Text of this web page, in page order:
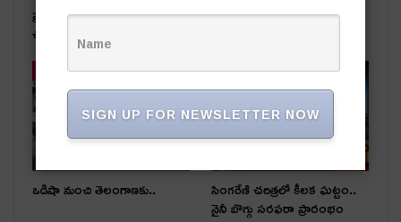
ప్రభుత్వ స్థలాలను ఆక్రమిస్తే కఠిన
చర్యలు
రాజకీయ దివాళాకోరుతనం
తాజా వార్తలు
ఒడిషా నుంచి తెలంగాణ‌కు..
తాజా వార్తలు
సింగరేణి చరిత్రలో కీలక ఘట్టం..
నైనీ బొగ్గు సరఫరా ప్రారంభం
SIGN UP FOR NEWSLETTER NOW